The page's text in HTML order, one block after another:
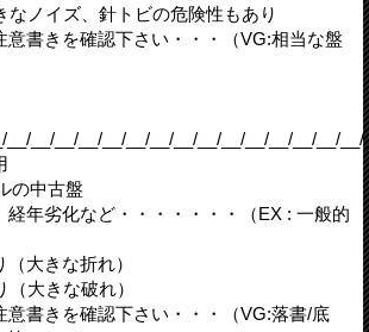
ノイズ、針トビの危険性もあり
書きを確認下さい・・・（VG:相当な盤
__/__/__/__/__/__/__/__/__/__/__/__/__/__/
の中古盤
年劣化など・・・・・・・（EX : 一般的
大きな折れ）
大きな破れ）
書きを確認下さい・・・（VG:落書/底